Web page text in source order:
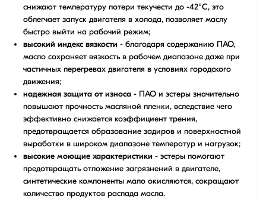
снижают температуру потери текучести до -42°С, это
облегчает запуск двигателя в холода, позволяет маслу
быстро выйти на рабочий режим;
высокий индекс вязкости - благодаря содержанию ПАО,
масло сохраняет вязкость в рабочем диапазоне даже при
частичных перегревах двигателя в условиях городского
движения;
надежная защита от износа - ПАО и эстеры значительно
повышают прочность масляной пленки, вследствие чего
эффективно снижается коэффициент трения,
предотвращается образование задиров и поверхностной
выработки в широком диапазоне температур и нагрузок;
высокие моющие характеристики - эстеры помогают
предотвращать отложение загрязнений в двигателе,
синтетические компоненты мало окисляются, сокращают
количество продуктов распада масла.